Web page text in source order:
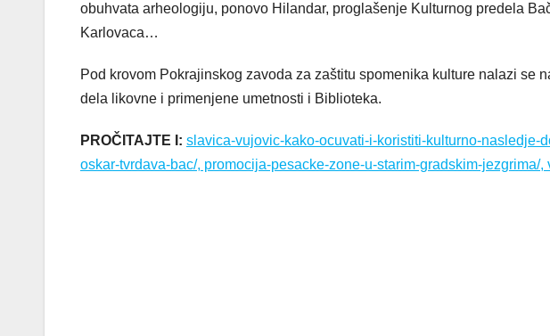
obuhvata arheologiju, ponovo Hilandar, proglašenje Kulturnog predela
Karlovaca…
Pod krovom Pokrajinskog zavoda za zaštitu spomenika kulture nalazi se
dela likovne i primenjene umetnosti i Biblioteka.
PROČITAJTE I: slavica-vujovic-kako-ocuvati-i-koristiti-kulturno-nasledje-
oskar-tvrdava-bac/, promocija-pesacke-zone-u-starim-gradskim-jezgrima/